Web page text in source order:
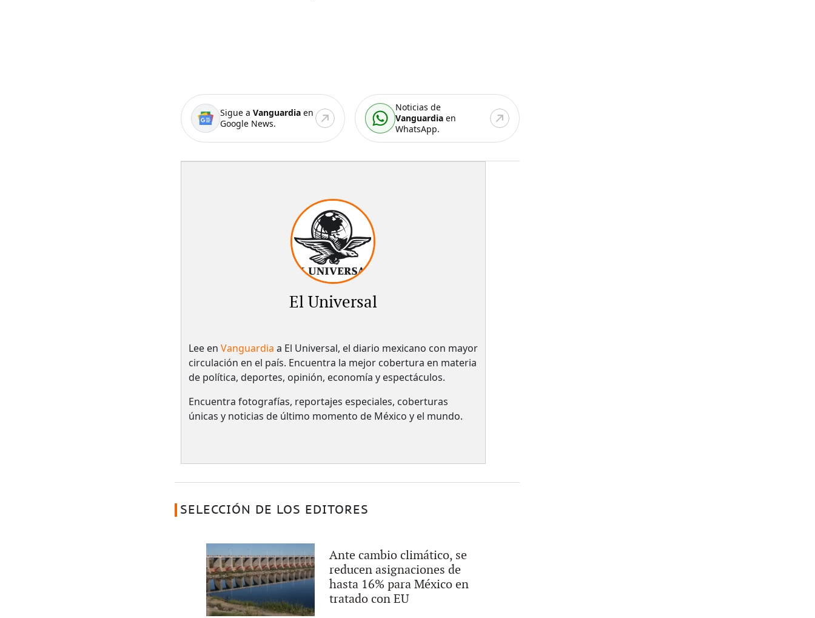
Sigue a Vanguardiaen
Google News.
Noticias de
Vanguardia en
WhatsApp.
El Universal
Lee en Vanguardia a El Universal, el diario mexicano con mayor
circulación en el país.​ Encuentra la mejor cobertura en materia
de política, deportes, opinión, economía y espectáculos.
Encuentra fotografías, reportajes especiales, coberturas
únicas y noticias de último momento de México y el mundo.
SELECCIÓN DE LOS EDITORES
Ante cambio climático, se
reducen asignaciones de
hasta 16% para México en
tratado con EU